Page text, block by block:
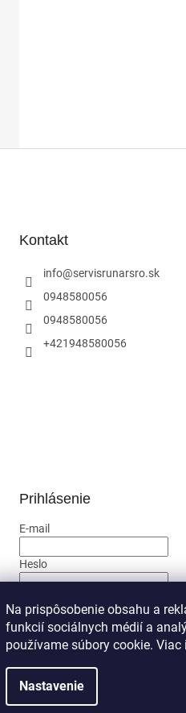
Na prispôsobenie obsahu a
funkcií sociálnych médií a
používame súbory cookie.
Nastavenie
Kontakt
info@servisrunarsro.sk
0948580056
0948580056
+421948580056
Prihlásenie
E-mail
Heslo
PRIHLÁSIŤ SA
Nová registráciaZabudnuté heslo
vyhradené.